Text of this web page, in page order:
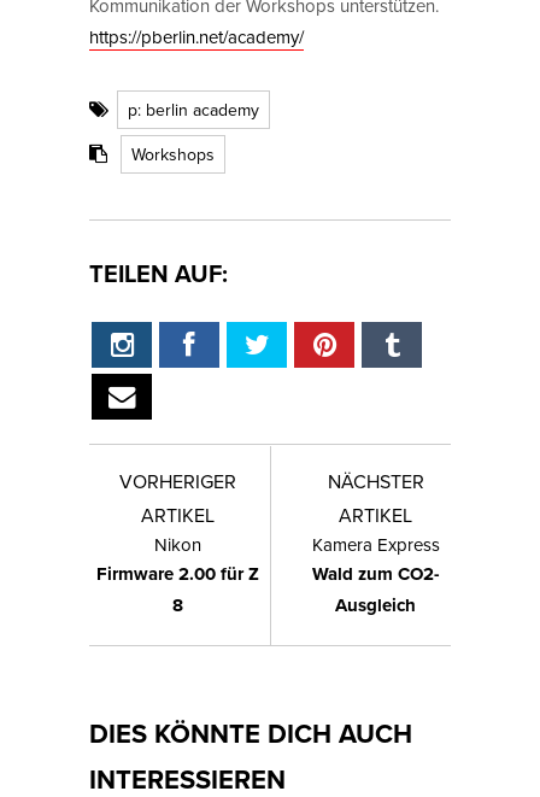
Kommunikation der Workshops unterstützen.
https://pberlin.net/academy/
p: berlin academy
Workshops
TEILEN AUF:
VORHERIGER
ARTIKEL
Nikon
Firmware 2.00 für Z
8
NÄCHSTER
ARTIKEL
Kamera Express
Wald zum CO2-
Ausgleich
DIES KÖNNTE DICH AUCH
INTERESSIEREN